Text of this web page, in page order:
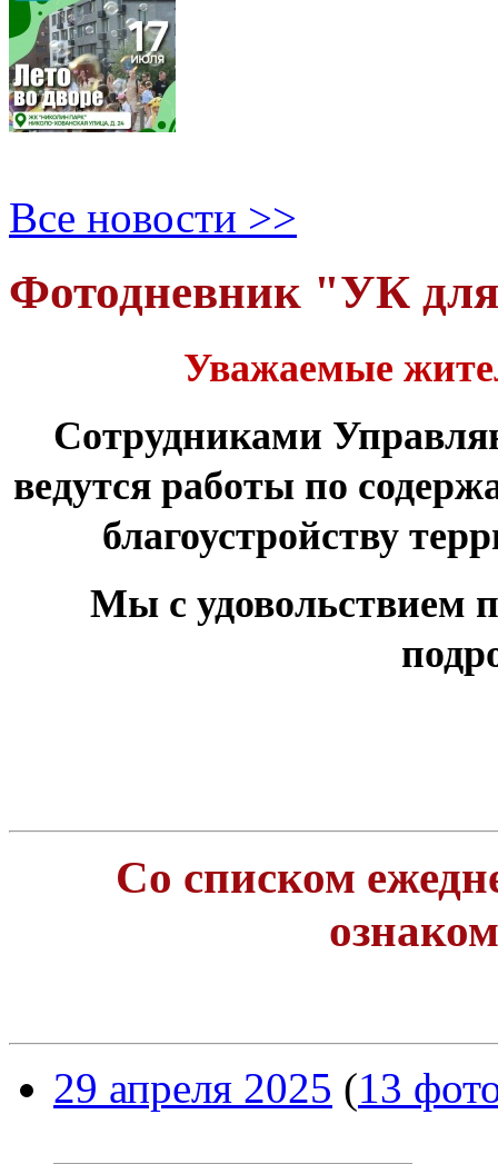
Все новости >>
Фотодневник "УК
Уважаемые
Сотрудниками
ведутся работы по
благоустройству
Мы с удовольствием
Со списком
29 апреля 2025 (13